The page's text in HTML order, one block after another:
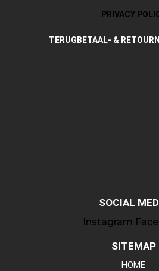
PRIVACY
TERUGBETAAL- &
SOCIAL
Instagram
SITEMAP
HOME